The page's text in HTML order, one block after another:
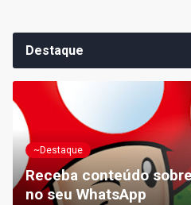
Destaque
~Destaque
Receba conteúdo
no seu WhatsApp